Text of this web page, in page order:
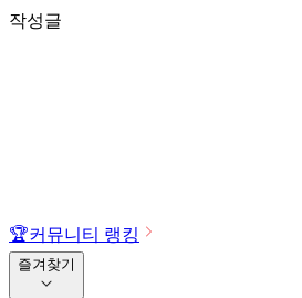
작성글
🏆커뮤니티 랭킹
즐겨찾기